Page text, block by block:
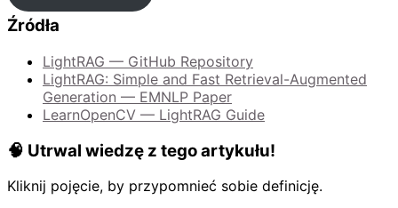
Źródła
LightRAG — GitHub Repository
LightRAG: Simple and Fast Retrieval-Augmented
Generation — EMNLP Paper
LearnOpenCV — LightRAG Guide
🧠 Utrwal wiedzę z tego artykułu!
Kliknij pojęcie, by przypomnieć sobie definicję.